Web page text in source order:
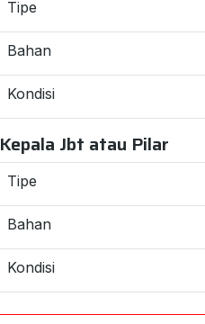
Tipe
Bahan
Kondisi
Kepala Jbt atau Pilar
Tipe
Bahan
Kondisi